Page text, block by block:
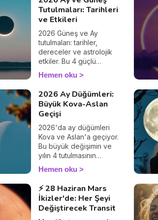
düşüncelerinizi merak
ediyoruz! 💕🌈
Tutulmaları: Tarihleri
ve Etkileri
2026 Güneş ve Ay
tutulmaları: tarihler,
dereceler ve astrolojik
etkiler. Bu 4 güçlü
fenomenin hayatınızı nasıl
etkilediğini keşfedin.
Hemen oku
2026 Ay Düğümleri:
Büyük Kova-Aslan
Geçişi
2026'da ay düğümleri
Kova ve Aslan'a geçiyor.
Bu büyük değişimin ve
yılın 4 tutulmasının
burcunuza neler
getireceğini keşfedin.
Hemen oku
⚡ 28 Haziran Mars
İkizler'de: Her Şeyi
Değiştirecek Transit